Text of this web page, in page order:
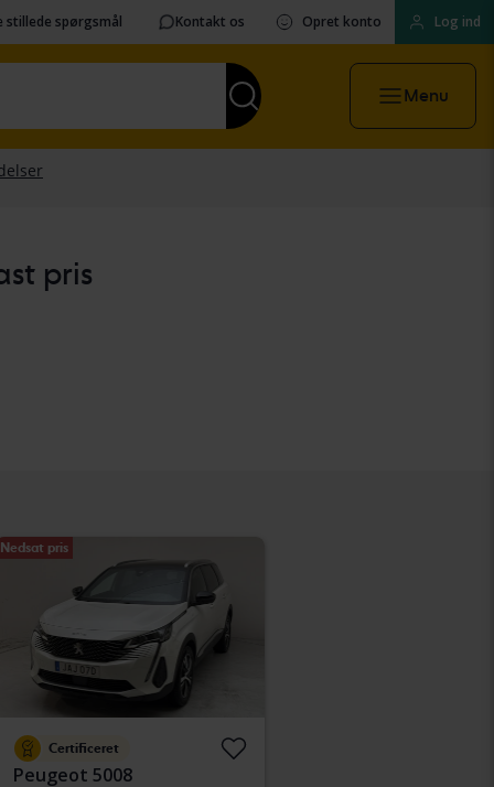
stillede spørgsmål Kontakt os Opret konto Log ind
Menu
pris
Nedsat pris
Certificeret
Peugeot 5008